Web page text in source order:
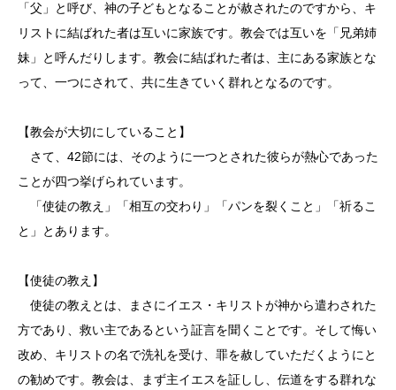
「父」と呼び、神の子どもとなることが赦されたのですから、キ
リストに結ばれた者は互いに家族です。教会では互いを「兄弟姉
妹」と呼んだりします。教会に結ばれた者は、主にある家族とな
って、一つにされて、共に生きていく群れとなるのです。
【教会が大切にしていること】
さて、42節には、そのように一つとされた彼らが熱心であった
ことが四つ挙げられています。
「使徒の教え」「相互の交わり」「パンを裂くこと」「祈るこ
と」とあります。
【使徒の教え】
使徒の教えとは、まさにイエス・キリストが神から遣わされた
方であり、救い主であるという証言を聞くことです。そして悔い
改め、キリストの名で洗礼を受け、罪を赦していただくようにと
の勧めです。教会は、まず主イエスを証しし、伝道をする群れな